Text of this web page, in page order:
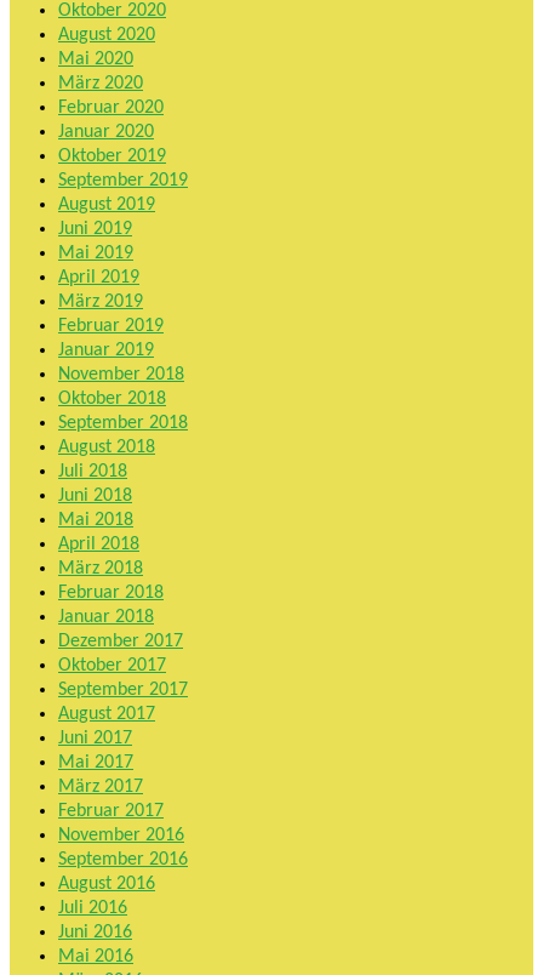
Oktober 2020
August 2020
Mai 2020
März 2020
Februar 2020
Januar 2020
Oktober 2019
September 2019
August 2019
Juni 2019
Mai 2019
April 2019
März 2019
Februar 2019
Januar 2019
November 2018
Oktober 2018
September 2018
August 2018
Juli 2018
Juni 2018
Mai 2018
April 2018
März 2018
Februar 2018
Januar 2018
Dezember 2017
Oktober 2017
September 2017
August 2017
Juni 2017
Mai 2017
März 2017
Februar 2017
November 2016
September 2016
August 2016
Juli 2016
Juni 2016
Mai 2016